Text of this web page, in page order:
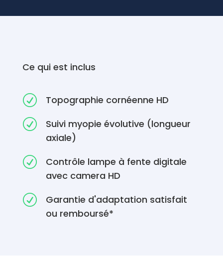
Ce qui est inclus
R Topographie cornéenne HD
R
Suivi myopie évolutive (longueur
axiale)
R
Contrôle lampe à fente digitale
avec camera HD
R
Garantie d'adaptation satisfait
ou remboursé*